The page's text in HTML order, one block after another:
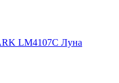
LM4107С Луна